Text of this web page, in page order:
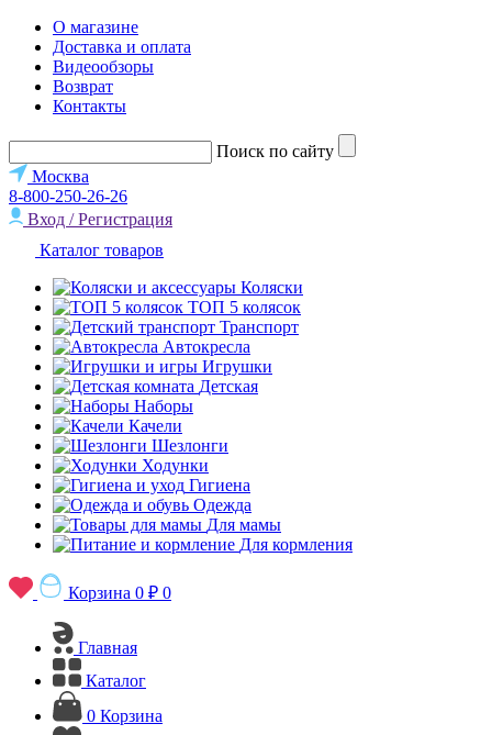
О магазине
Доставка и оплата
Видеообзоры
Возврат
Контакты
Поиск по сайту
Москва
8-800-250-26-26
Вход / Регистрация
Каталог товаров
Коляски
ТОП 5 колясок
Транспорт
Автокресла
Игрушки
Детская
Наборы
Качели
Шезлонги
Ходунки
Гигиена
Одежда
Для мамы
Для кормления
Корзина 0 ₽ 0
Главная
Каталог
0 Корзина